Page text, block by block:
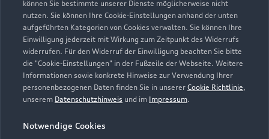
können Sie bestimmte unserer Dienste möglicherweise nicht
nutzen. Sie können Ihre Cookie-Einstellungen anhand der unten
aufgeführten Kategorien von Cookies verwalten. Sie können Ihre
Einwilligung jederzeit mit Wirkung zum Zeitpunkt des Widerrufs
widerrufen. Für den Widerruf der Einwilligung beachten Sie bitte
die "Cookie-Einstellungen" in der Fußzeile der Webseite. Weitere
Informationen sowie konkrete Hinweise zur Verwendung Ihrer
personenbezogenen Daten finden Sie in unserer Cookie Richtlinie,
unserem Datenschutzhinweis und im Impressum.
Notwendige Cookies
Alle Modelle
Modelle vergleichen
Elektromodelle
Plug-in-Hybride
Neuwagensuche
Gebrauchtwagensuche
Gebrauchtwagen
Service & Zubehör
Saisonale Angebote
Audi Services
Garantie
Support
Händlersuche
Über Audi